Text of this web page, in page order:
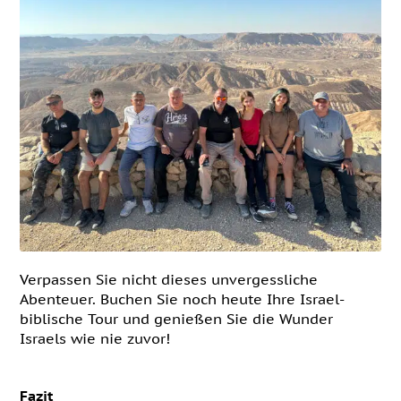
Verpassen Sie nicht dieses unvergessliche
Abenteuer. Buchen Sie noch heute Ihre Israel-
biblische Tour und genießen Sie die Wunder
Israels wie nie zuvor!
Fazit